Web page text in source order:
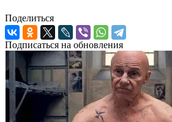
Поделиться
Подписаться на обновления